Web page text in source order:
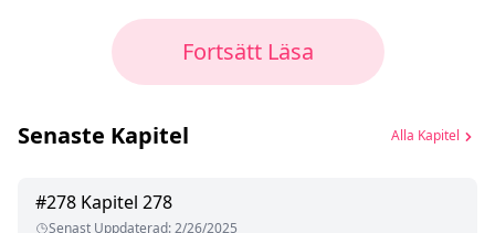
Fortsätt Läsa
Senaste Kapitel Alla Kapitel
#278 Kapitel 278
Senast Uppdaterad:2/26/2025